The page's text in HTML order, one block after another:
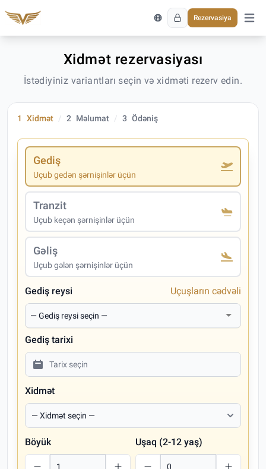
Rezervasiya
Əsas
Xidmət rezervasiyası
İstədiyiniz variantları seçin və xidməti rezerv edin.
1 Xidmət 2 Məlumat 3 Ödəniş
Gediş
Uçub gedən şərnişinlər üçün
Tranzit
Uçub keçən şərnişinlər üçün
Gəliş
Uçub gələn şərnişinlər üçün
Gediş reysi Uçuşların cədvəli
Gediş tarixi
Xidmət
Böyük Uşaq (2-12 yaş)